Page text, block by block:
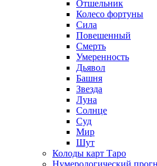
Отшельник
Колесо фортуны
Сила
Повешенный
Смерть
Умеренность
Дьявол
Башня
Звезда
Луна
Солнце
Суд
Мир
Шут
Колоды карт Таро
Нумерологический